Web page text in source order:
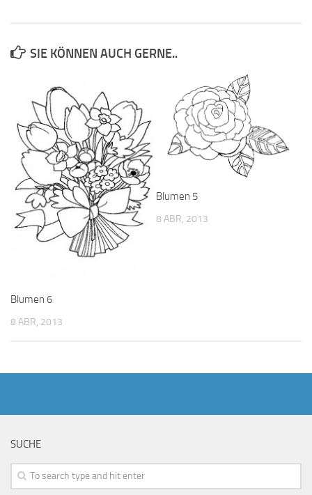
SIE KÖNNEN AUCH GERNE..
Blumen 6
8 ABR, 2013
Blumen 5
8 ABR, 2013
SUCHE